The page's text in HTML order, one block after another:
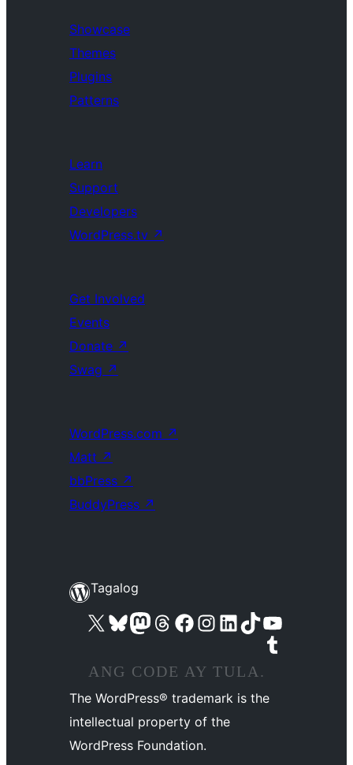
Showcase
Themes
Plugins
Patterns
Learn
Support
Developers
WordPress.tv ↗
Get Involved
Events
Donate ↗
Swag ↗
WordPress.com ↗
Matt ↗
bbPress ↗
BuddyPress ↗
Tagalog
Visit our X (formerly Twitter) account
Bisitahin ang aming Bluesky account
Visit our Mastodon account
Bisitahin ang aming Threads account
Visit our Facebook pageVisit our Instagram account
Visit our LinkedIn account
Bisitahin ang aming TikTok account
Visit our YouTube channel
Bisitahin ang aming Tumblr account
ANG CODE AY TULA.
The WordPress® trademark is the
intellectual property of the
WordPress Foundation.